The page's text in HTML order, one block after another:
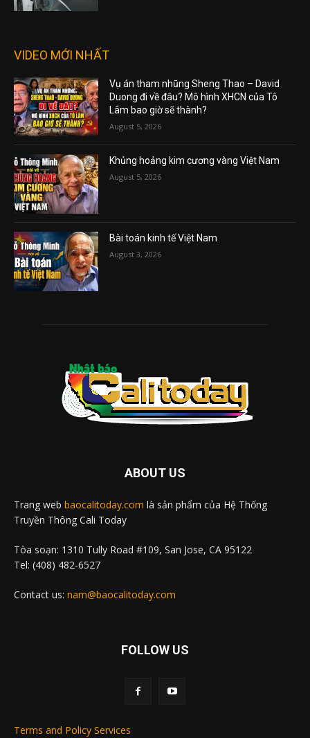
VIDEO MỚI NHẤT
Vụ án tham nhũng Sheng Thao – David
Duong đi về đâu? Mô hình XHCN của Tô
Lâm bao giờ sẽ thành?
August 5, 2026
Khủng hoảng kim cương vàng Việt Nam
August 5, 2026
Bài toán kinh tế Việt Nam
August 3, 2026
ABOUT US
Trang web baocalitoday.com là sản phẩm của Hệ Thống
Truyền Thông Cali Today
Tòa soạn: 1310 Tully Road #109, San Jose, CA 95122
Tel: (408) 482-6527
Contact us: nam@baocalitoday.com
FOLLOW US
Terms and Policy Services